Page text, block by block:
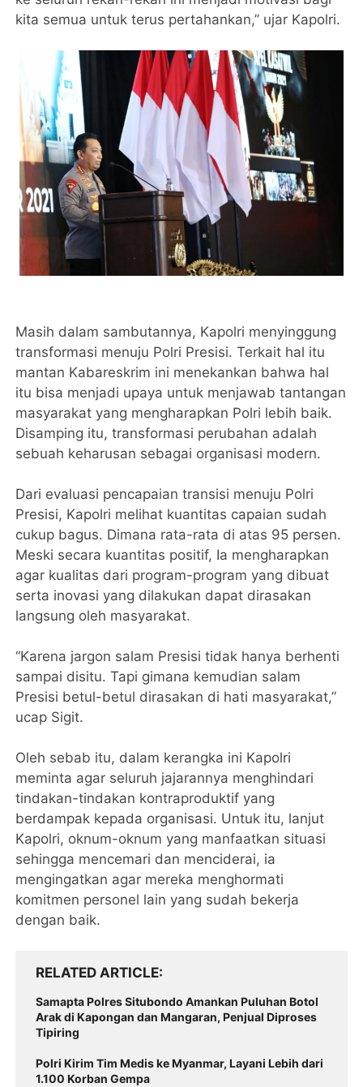
kita semua untuk terus pertahankan,” ujar Kapolri.
Masih dalam sambutannya, Kapolri menyinggung
transformasi menuju Polri Presisi. Terkait hal itu
mantan Kabareskrim ini menekankan bahwa hal
itu bisa menjadi upaya untuk menjawab tantangan
masyarakat yang mengharapkan Polri lebih baik.
Disamping itu, transformasi perubahan adalah
sebuah keharusan sebagai organisasi modern.
Dari evaluasi pencapaian transisi menuju Polri
Presisi, Kapolri melihat kuantitas capaian sudah
cukup bagus. Dimana rata-rata di atas 95 persen.
Meski secara kuantitas positif, Ia mengharapkan
agar kualitas dari program-program yang dibuat
serta inovasi yang dilakukan dapat dirasakan
langsung oleh masyarakat.
“Karena jargon salam Presisi tidak hanya berhenti
sampai disitu. Tapi gimana kemudian salam
Presisi betul-betul dirasakan di hati masyarakat,”
ucap Sigit.
Oleh sebab itu, dalam kerangka ini Kapolri
meminta agar seluruh jajarannya menghindari
tindakan-tindakan kontraproduktif yang
berdampak kepada organisasi. Untuk itu, lanjut
Kapolri, oknum-oknum yang manfaatkan situasi
sehingga mencemari dan menciderai, ia
mengingatkan agar mereka menghormati
komitmen personel lain yang sudah bekerja
dengan baik.
RELATED ARTICLE
Samapta Polres Situbondo Amankan Puluhan Botol
Arak di Kapongan dan Mangaran, Penjual Diproses
Tipiring
Polri Kirim Tim Medis ke Myanmar, Layani Lebih dari
1.100 Korban Gempa